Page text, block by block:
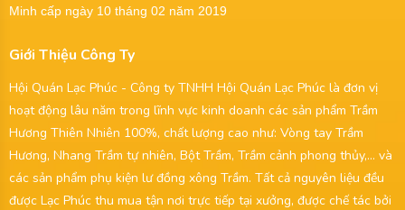
Minh cấp ngày 10 tháng 02 năm 2019
Giới Thiệu Công Ty
Hội Quán Lạc Phúc - Công ty TNHH Hội Quán Lạc Phúc là đơn vị
hoạt động lâu năm trong lĩnh vực kinh doanh các sản phẩm Trầm
Hương Thiên Nhiên 100%, chất lượng cao như: Vòng tay Trầm
Hương, Nhang Trầm tự nhiên, Bột Trầm, Trầm cảnh phong thủy,... và
các sản phẩm phụ kiện lư đồng xông Trầm. Tất cả nguyên liệu đều
được Lạc Phúc thu mua tận nơi trực tiếp tại xưởng, được chế tác bởi